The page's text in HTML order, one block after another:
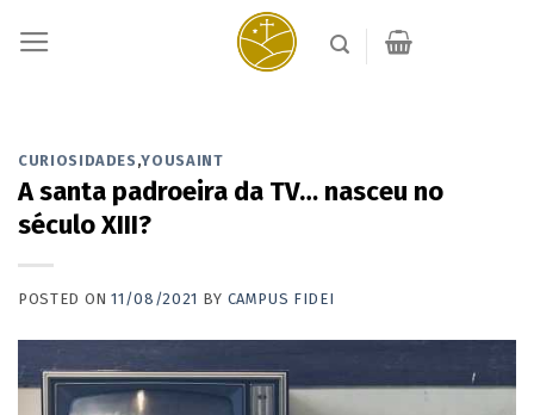
CURIOSIDADES ,YOUSAINT
A santa padroeira da TV… nasceu no
século XIII?
POSTED ON11/08/2021 BY CAMPUS FIDEI